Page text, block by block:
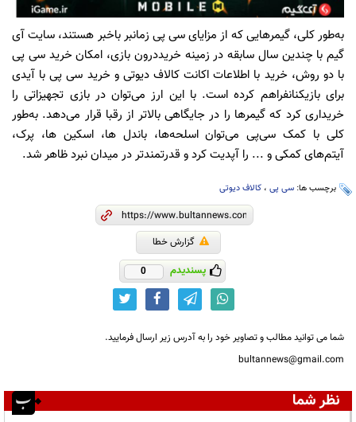
به‌طور کلی، گیمرهاییکه از مزایایسی ‌پی زمانبر باخبر هستند، سایتآی
گیم با چندین سال سابقه در زمینه خریددرون بازی، امکان خرید سی پی
با دو روش، خرید با اطلاعات اکانت کالاف دیوتی و خرید سیپیبا آیدی
برایبازیکنانفراهم کرده است. با این ارز می‌تواندر بازی تجهیزاتیرا
خریداریکرد که گیمرها را در جایگاهیبالاتر از رقبا قرار می‌دهد. به‌طور
کلیبا کمک سی‌پیمی‌تواناسلحه‌ها، باندل ها، اسکین ها، پرک،
آیتم‌هایکمکیو ... را آپدیتکرد و قدرتمندتر در میداننبرد ظاهر شد.
برچسب ها: سی پی ، کالاف دیوتی
گزارش خطا
پسندیدم 0
شما می توانید مطالب و تصاویر خود را به آدرس زیر ارسال فرمایید.
bultannews@gmail.com
نظر شما